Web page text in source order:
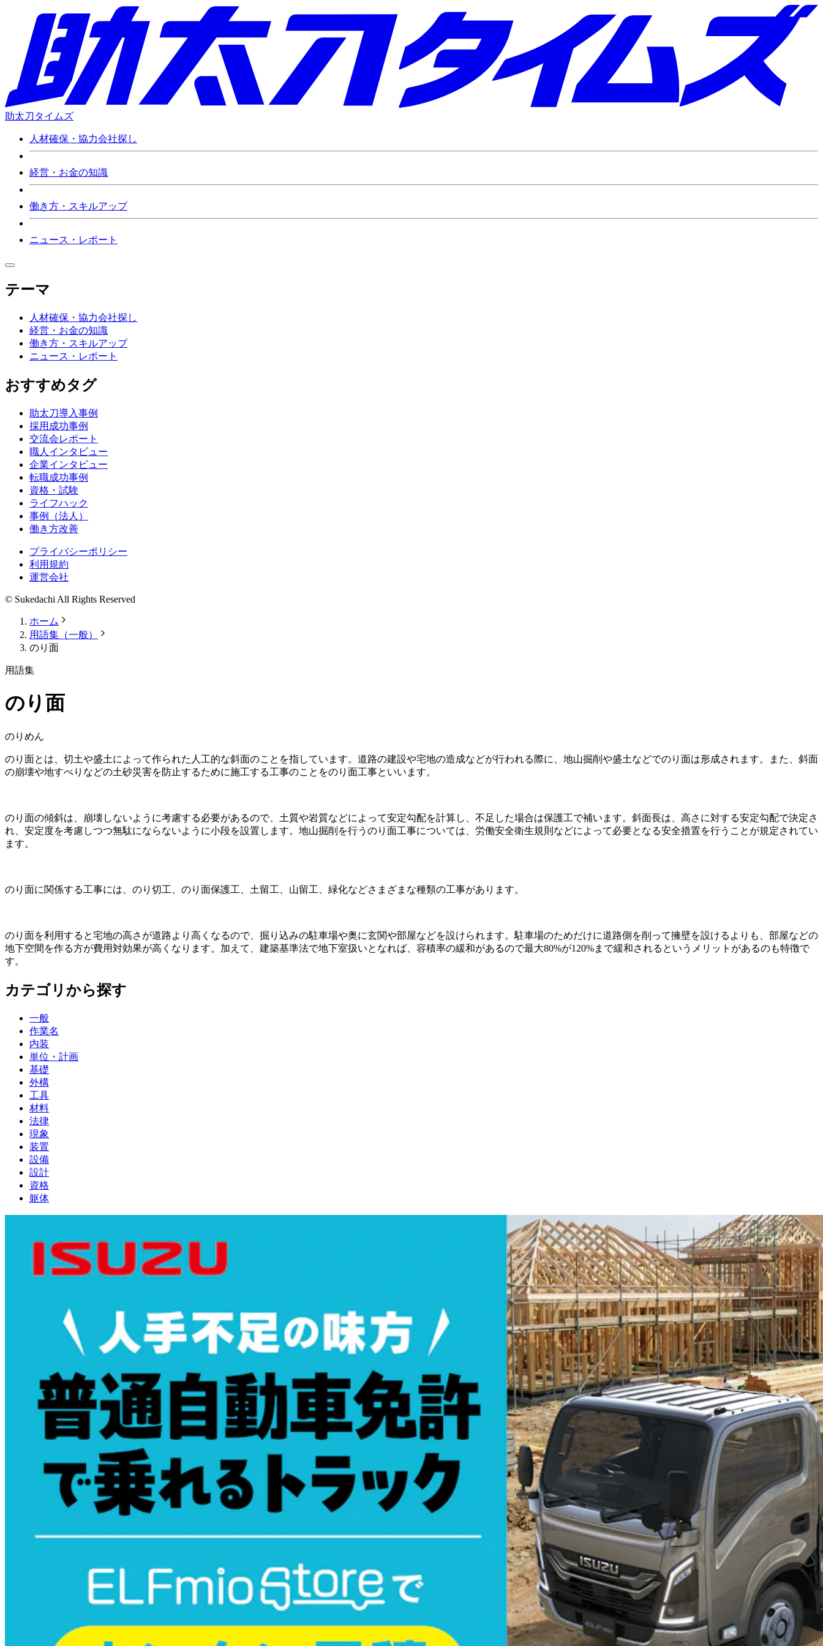
助太刀タイムズ
人材確保・協力会社探し
経営・お金の知識
働き方・スキルアップ
ニュース・レポート
テーマ
人材確保・協力会社探し
経営・お金の知識
働き方・スキルアップ
ニュース・レポート
おすすめタグ
助太刀導入事例
採用成功事例
交流会レポート
職人インタビュー
企業インタビュー
転職成功事例
資格・試験
ライフハック
事例（法人）
働き方改善
プライバシーポリシー
利用規約
運営会社
© Sukedachi All Rights Reserved
ホーム
用語集（一般）
のり面
用語集
のり面
のりめん
のり面とは、切土や盛土によって作られた人工的な斜面のことを指しています。道路の建設や宅地の造成などが行われる際に、地山掘削や盛土などでのり面は形成されます。また、斜面
の崩壊や地すべりなどの土砂災害を防止するために施工する工事のことをのり面工事といいます。
のり面の傾斜は、崩壊しないように考慮する必要があるので、土質や岩質などによって安定勾配を計算し、不足した場合は保護工で補います。斜面長は、高さに対する安定勾配で決定さ
れ、安定度を考慮しつつ無駄にならないように小段を設置します。地山掘削を行うのり面工事については、労働安全衛生規則などによって必要となる安全措置を行うことが規定されてい
ます。
のり面に関係する工事には、のり切工、のり面保護工、土留工、山留工、緑化などさまざまな種類の工事があります。
のり面を利用すると宅地の高さが道路より高くなるので、掘り込みの駐車場や奥に玄関や部屋などを設けられます。駐車場のためだけに道路側を削って擁壁を設けるよりも、部屋などの
地下空間を作る方が費用対効果が高くなります。加えて、建築基準法で地下室扱いとなれば、容積率の緩和があるので最大80%が120%まで緩和されるというメリットがあるのも特徴で
す。
カテゴリから探す
一般
作業名
内装
単位・計画
基礎
外構
工具
材料
法律
現象
装置
設備
設計
資格
躯体